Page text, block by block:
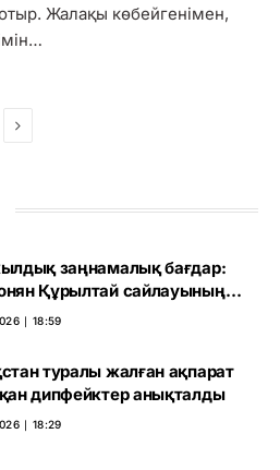
Жалақы көбейгенімен,
Next
заңнамалық бағдар:
Құрылтай сайлауының
бағалады
∣ 18:59
туралы жалған ақпарат
дипфейктер анықталды
∣ 18:29